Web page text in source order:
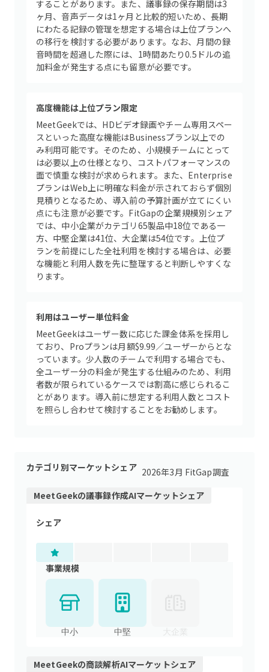
することがあります。また、議事録の保存期間は3
ヶ月、音声データは1ヶ月と比較的短いため、長期
にわたる記録の管理を想定する場合は上位プランへ
の移行を検討する必要があります。なお、月間の録
音時間を超過した際には、1時間あたり0.5ドルの追
加料金が発生する点にも留意が必要です。
高度機能は上位プラン限定
MeetGeekでは、HDビデオ録画やチーム専用スペー
スといった高度な機能はBusinessプラン以上での
み利用可能です。そのため、小規模チームにとって
は必要以上の仕様となり、コストパフォーマンスの
面で慎重な検討が求められます。また、Enterprise
プランはWeb上に明確な料金が示されておらず個別
見積りとなるため、導入前の予算計画が立てにくい
点にも注意が必要です。FitGapの企業規模別シェア
では、中小企業がカテゴリ65製品中18位である一
方、中堅企業は41位、大企業は54位です。上位プ
ランを前提にした全社利用を検討する場合は、必要
な機能と利用人数を先に整理すると判断しやすくな
ります。
利用はユーザー単位料金
MeetGeekはユーザー数に応じた課金体系を採用し
ており、Proプランは月額$9.99／ユーザーからとな
っています。少人数のチームで利用する場合でも、
全ユーザー分の料金が発生する仕組みのため、利用
者数が限られているケースでは割高に感じられるこ
とがあります。導入前に想定する利用人数とコスト
を照らし合わせて検討することをお勧めします。
カテゴリ別マーケットシェア 2026年3月 FitGap調査
MeetGeekの議事録作成AIマーケットシェア
シェア
事業規模
中小 中堅 大企業
MeetGeekの商談解析AIマーケットシェア